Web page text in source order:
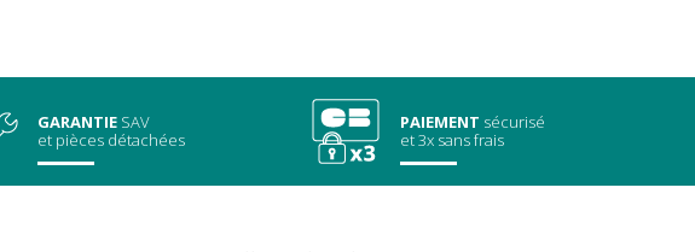
GARANTIE SAV
et pièces détachées
PAIEMENT sécurisé
et 3x sans frais